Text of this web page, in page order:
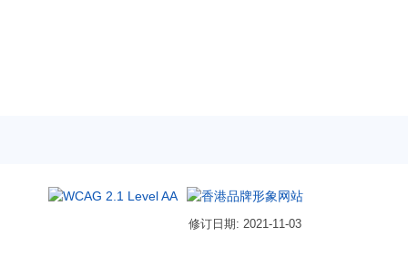
修订日期: 2021-11-03